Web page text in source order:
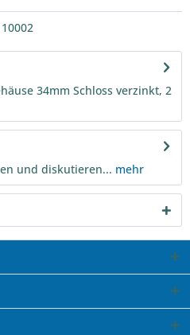
34mm Schloss verzinkt, 2
und diskutieren... mehr